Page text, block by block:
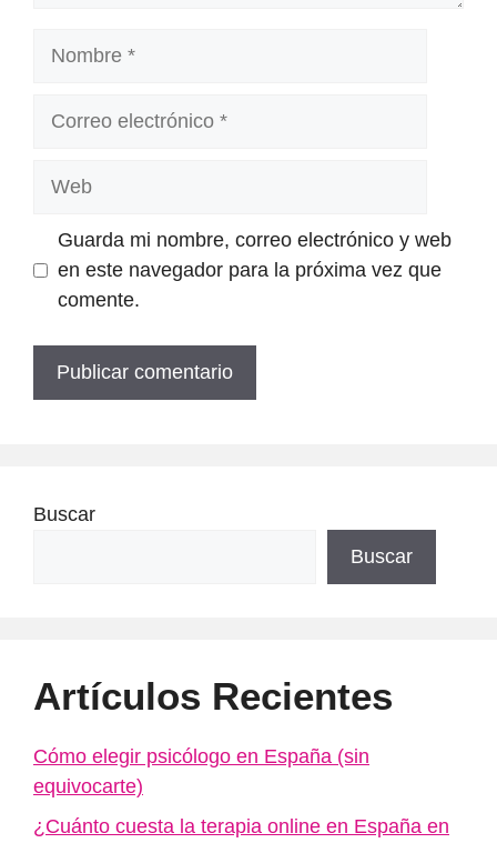
Guarda mi nombre, correo electrónico y web
en este navegador para la próxima vez que
comente.
Buscar
Buscar
Artículos Recientes
Cómo elegir psicólogo en España (sin
equivocarte)
¿Cuánto cuesta la terapia online en España en